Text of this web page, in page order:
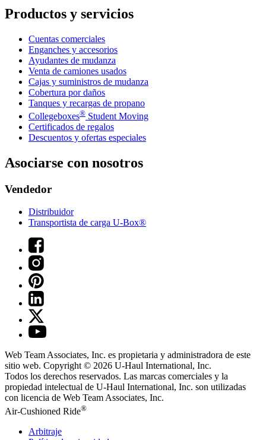
Productos y servicios
Cuentas comerciales
Enganches y accesorios
Ayudantes de mudanza
Venta de camiones usados
Cajas y suministros de mudanza
Cobertura por daños
Tanques y recargas de propano
Collegeboxes® Student Moving
Certificados de regalos
Descuentos y ofertas especiales
Asociarse con nosotros
Vendedor
Distribuidor
Transportista de carga U-Box®
Web Team Associates, Inc. es propietaria y administradora de este
sitio web. Copyright © 2026 U-Haul International, Inc.
Todos los derechos reservados. Las marcas comerciales y la
propiedad intelectual de U-Haul International, Inc. son utilizadas
con licencia de Web Team Associates, Inc.
Air-Cushioned Ride®
Arbitraje